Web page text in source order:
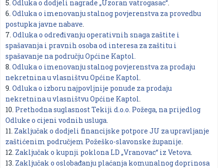
5. Odluka o dodjeli nagrade „Uzoran vatrogasac“.
6. Odluka o imenovanju stalnog povjerenstva za provedbu
postupka javne nabave.
7. Odluka o određivanju operativnih snaga zaštite i
spašavanja i pravnih osoba od interesa za zaštitu i
spašavanje na području Općine Kaptol.
8. Odluka o imenovanju stalnog povjerenstva za prodaju
nekretnina u vlasništvu Općine Kaptol.
9. Odluka o izboru najpovljnije ponude za prodaju
nekretnina u vlasništvu Općine Kaptol.
10. Prethodna suglasnost Tekiji d.o.o. Požega, na prijedlog
Odluke o cijeni vodnih usluga.
11. Zaključak o dodjeli financijske potpore JU za upravljanje
zaštićenim područjem Požeško-slavonske županije.
12. Zaključak o kupnji poklona LD „Vranovac“ iz Vetova.
13. Zaključak o oslobađanju plaćanja komunalnog doprinosa